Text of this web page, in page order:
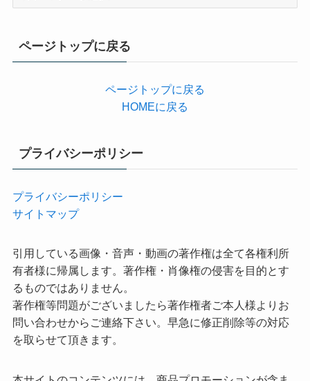
ページトップに戻る
ページトップに戻る
HOMEに戻る
プライバシーポリシー
プライバシーポリシー
サイトマップ
引用している画像・音声・動画の著作権は全て各権利所
有者様に帰属します。著作権・肖像権の侵害を目的とす
るものではありません。
著作権等問題がございましたら著作権者ご本人様よりお
問い合わせからご連絡下さい。早急に修正削除等の対応
を取らせて頂きます。